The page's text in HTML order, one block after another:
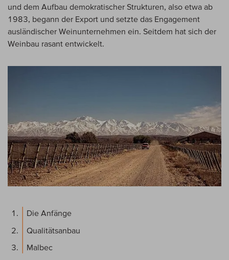
und dem Aufbau demokratischer Strukturen, also etwa ab
1983, begann der Export und setzte das Engagement
ausländischer Weinunternehmen ein. Seitdem hat sich der
Weinbau rasant entwickelt.
Die Anfänge
Qualitätsanbau
Malbec